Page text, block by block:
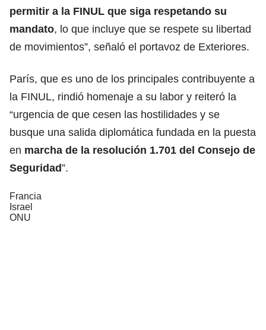
permitir a la FINUL que siga respetando su
mandato, lo que incluye que se respete su libertad
de movimientos”, señaló el portavoz de Exteriores.
París, que es uno de los principales contribuyente a
la FINUL, rindió homenaje a su labor y reiteró la
“urgencia de que cesen las hostilidades y se
busque una salida diplomática fundada en la puesta
en marcha de la resolución 1.701 del Consejo de
Seguridad”.
Francia
Israel
ONU